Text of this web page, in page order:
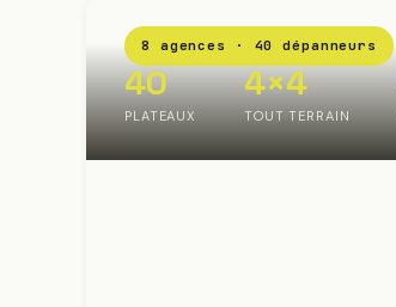
8 agences · 40 dépanneurs
40
PLATEAUX
4×4
TOUT TERRAIN